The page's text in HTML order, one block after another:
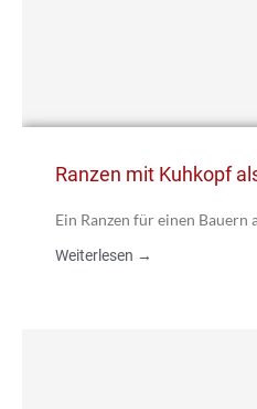
Ranzen mit Kuhkopf
Ein Ranzen für einen Bauern
Weiterlesen →